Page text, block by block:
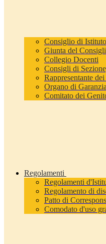
Consiglio di Istituto
Giunta del
Collegio Docenti
Consigli di
Rappresentante
Organo di Garanzia
Comitato dei
Regolamenti
Regolamenti
Regolamento di
Patto di
Comodato d'uso